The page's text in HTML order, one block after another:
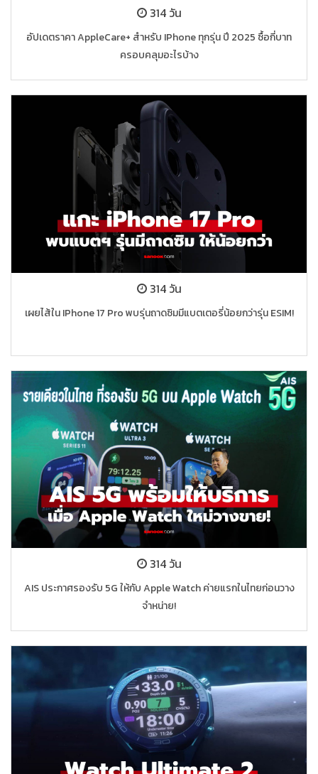
314 วัน
อัปเดตราคา AppleCare+ สำหรับ IPhone ทุกรุ่น ปี 2025 ซื้อกี่บาท
ครอบคลุมอะไรบ้าง
314 วัน
เผยไส้ใน IPhone 17 Pro พบรุ่นถาดซิมมีแบตเตอรี่น้อยกว่ารุ่น ESIM!
314 วัน
AIS ประกาศรองรับ 5G ให้กับ Apple Watch ค่ายแรกในไทยก่อนวาง
จำหน่าย!